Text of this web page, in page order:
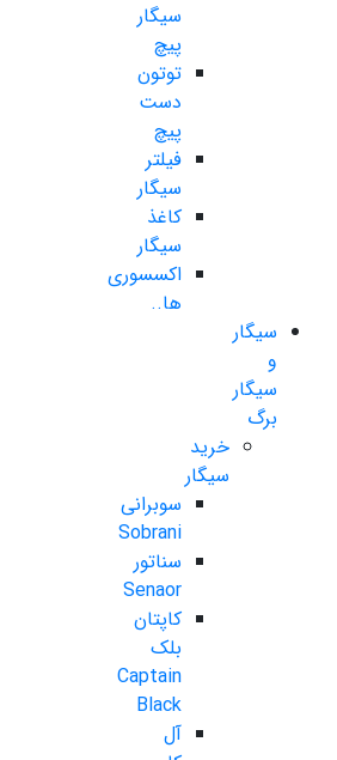
سیگار
پیچ
توتون
دست
پیچ
فیلتر
سیگار
کاغذ
سیگار
اکسسوری
ها..
سیگار
و
سیگار
برگ
خرید
سیگار
سوبرانی
Sobrani
سناتور
Senaor
کاپتان
بلک
Captain
Black
آل